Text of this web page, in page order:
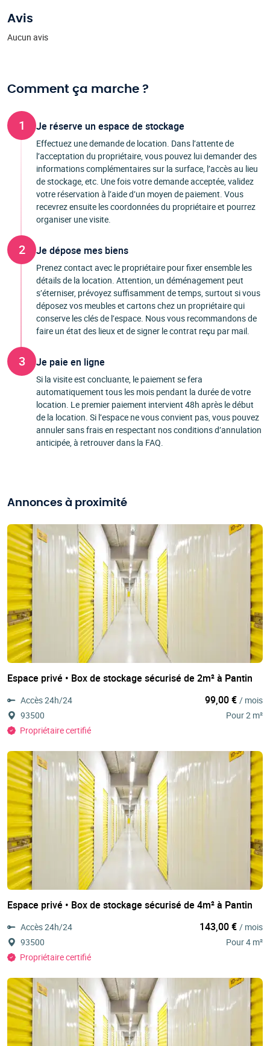
Avis
Aucun avis
Comment ça marche ?
1 Je réserve un espace de stockage
Effectuez une demande de location. Dans l’attente de
l’acceptation du propriétaire, vous pouvez lui demander des
informations complémentaires sur la surface, l’accès au lieu
de stockage, etc. Une fois votre demande acceptée, validez
votre réservation à l’aide d’un moyen de paiement. Vous
recevrez ensuite les coordonnées du propriétaire et pourrez
organiser une visite.
2 Je dépose mes biens
Prenez contact avec le propriétaire pour fixer ensemble les
détails de la location. Attention, un déménagement peut
s’éterniser, prévoyez suffisamment de temps, surtout si vous
déposez vos meubles et cartons chez un propriétaire qui
conserve les clés de l’espace. Nous vous recommandons de
faire un état des lieux et de signer le contrat reçu par mail.
3 Je paie en ligne
Si la visite est concluante, le paiement se fera
automatiquement tous les mois pendant la durée de votre
location. Le premier paiement intervient 48h après le début
de la location. Si l’espace ne vous convient pas, vous pouvez
annuler sans frais en respectant nos conditions d’annulation
anticipée, à retrouver dans la FAQ.
Annonces à proximité
Espace privé • Box de stockage sécurisé de 2m² à Pantin
Accès 24h/24
93500
Propriétaire certifié
99,00 € / mois
Pour 2 m²
Espace privé • Box de stockage sécurisé de 4m² à Pantin
Accès 24h/24
93500
Propriétaire certifié
143,00 € / mois
Pour 4 m²